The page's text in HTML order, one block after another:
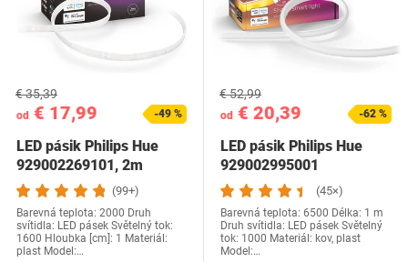
od € 17,99
€ 35,39
-49 %
LED pásik Philips Hue
929002269101, 2m
(99+)
Barevná teplota: 2000 Druh
svítidla: LED pásek Světelný tok:
‎1600 Hloubka [cm]: 1 Materiál:
plast Model:…
od € 20,39
€ 52,99
-62 %
LED pásik Philips Hue
929002995001
(45×)
Barevná teplota: 6500 Délka: 1 m
Druh svítidla: LED pásek Světelný
tok: 1000 Materiál: kov, plast
Model:…